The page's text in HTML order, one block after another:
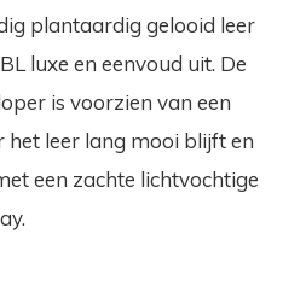
plantaardig gelooid leer
luxe en eenvoud uit. De
is voorzien van een
leer lang mooi blijft en
een zachte lichtvochtige